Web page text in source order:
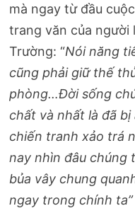
mà ngay từ đầu
trang văn của người
Trường: “Nói năng
cũng phải giữ thế
phòng…Đời sống
chất và nhất là đã
chiến tranh xảo trá
nay nhìn đâu chúng
bủa vây chung
ngay trong chính ta”